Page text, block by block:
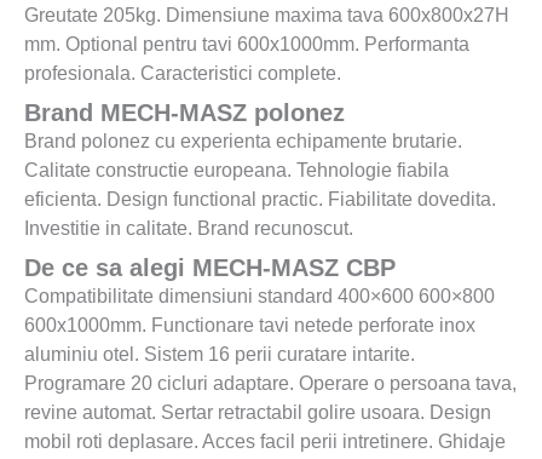
Greutate 205kg. Dimensiune maxima tava 600x800x27H
mm. Optional pentru tavi 600x1000mm. Performanta
profesionala. Caracteristici complete.
Brand MECH-MASZ polonez
Brand polonez cu experienta echipamente brutarie.
Calitate constructie europeana. Tehnologie fiabila
eficienta. Design functional practic. Fiabilitate dovedita.
Investitie in calitate. Brand recunoscut.
De ce sa alegi MECH-MASZ CBP
Compatibilitate dimensiuni standard 400×600 600×800
600x1000mm. Functionare tavi netede perforate inox
aluminiu otel. Sistem 16 perii curatare intarite.
Programare 20 cicluri adaptare. Operare o persoana tava,
revine automat. Sertar retractabil golire usoara. Design
mobil roti deplasare. Acces facil perii intretinere. Ghidaje